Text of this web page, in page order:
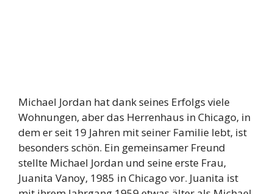
Michael Jordan hat dank seines Erfolgs viele
Wohnungen, aber das Herrenhaus in Chicago, in
dem er seit 19 Jahren mit seiner Familie lebt, ist
besonders schön. Ein gemeinsamer Freund
stellte Michael Jordan und seine erste Frau,
Juanita Vanoy, 1985 in Chicago vor. Juanita ist